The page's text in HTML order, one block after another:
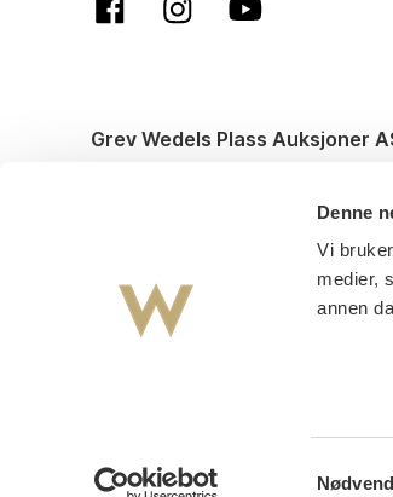
Denne
Vi
medier,
annen
Grev Wedels Plass Auksjoner